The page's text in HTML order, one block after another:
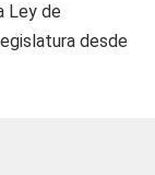
Ley de
desde